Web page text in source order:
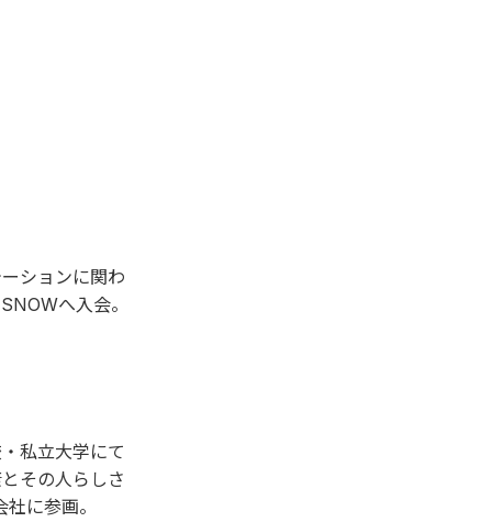
ションに関わ
へ入会。
私立大学にて
その人らしさ
に参画。